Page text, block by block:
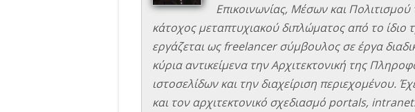
Επικοινωνίας, Μέσων και Πολιτισμού
κάτοχος μεταπτυχιακού διπλώματος από το ίδιο
εργάζεται ως freelancer σύμβουλος σε έργα
κύρια αντικείμενα την Αρχιτεκτονική της
ιστοσελίδων και την διαχείριση περιεχομένου.
και τον αρχιτεκτονικό σχεδιασμό portals,